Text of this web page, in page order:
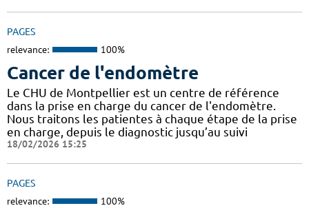
PAGES
relevance: 100%
Cancer de l'endomètre
Le CHU de Montpellier est un centre de référence
dans la prise en charge du cancer de l'endomètre.
Nous traitons les patientes à chaque étape de la prise
en charge, depuis le diagnostic jusqu’au suivi
18/02/2026 15:25
PAGES
relevance: 100%